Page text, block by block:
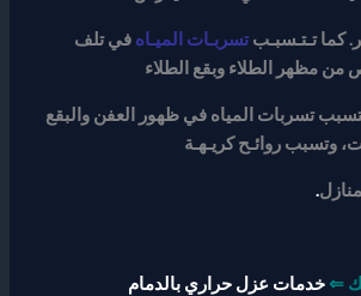
كما تـتـسبـبتسربـات الميـاه في تلف
من مظهر الطلاء وبقع الطلاء
تسربات المياه في ظهور العفن والبقع
وتسبب روائـح كريـهـة
.
⇐خدمات عزل حراري بالدمام